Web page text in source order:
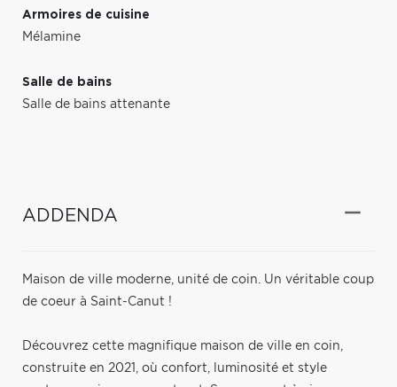
Armoires de cuisine
Mélamine
Salle de bains
Salle de bains attenante
ADDENDA
Maison de ville moderne, unité de coin. Un véritable coup
de coeur à Saint-Canut !
Découvrez cette magnifique maison de ville en coin,
construite en 2021, où confort, luminosité et style